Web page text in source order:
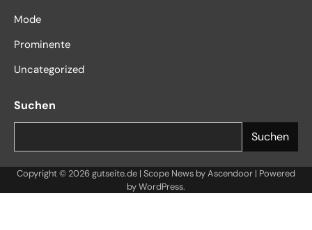
Mode
Prominente
Uncategorized
Suchen
Suchen
Copyright © 2026gutseite.de | Scope News byAscendoor | Powered
byWordPress.